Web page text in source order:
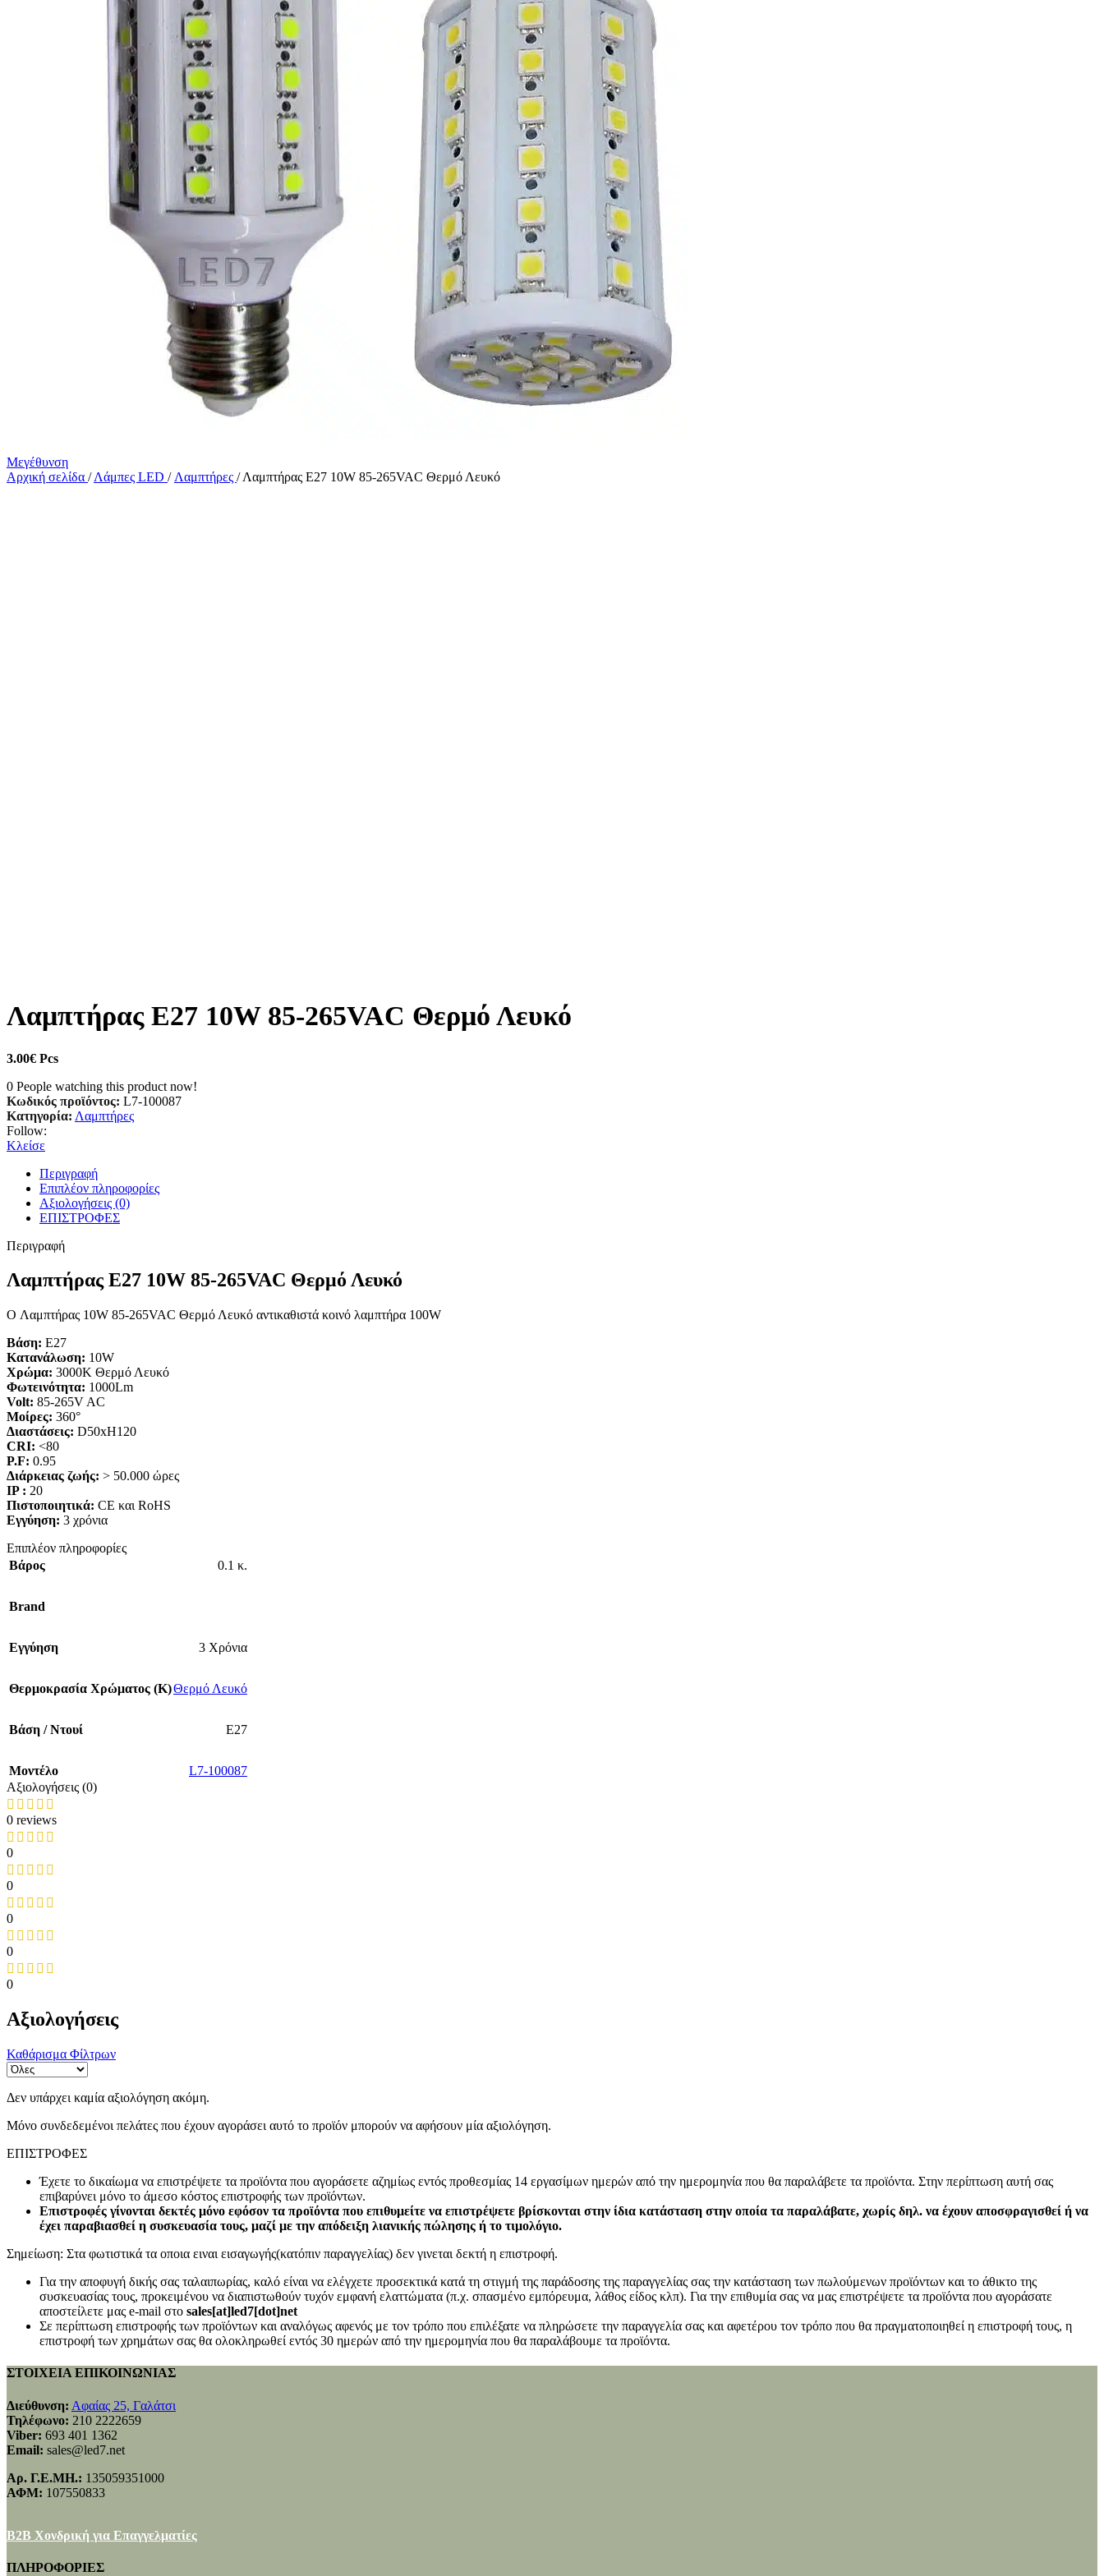
Μεγέθυνση
Αρχική σελίδα / Λάμπες LED / Λαμπτήρες / Λαμπτήρας E27 10W 85-265VAC Θερμό Λευκό
Λαμπτήρας E27 10W 85-265VAC Θερμό Λευκό
3.00€ Pcs
0 People watching this product now!
Κωδικός προϊόντος: L7-100087
Κατηγορία: Λαμπτήρες
Follow:
Κλείσε
Περιγραφή
Επιπλέον πληροφορίες
Αξιολογήσεις (0)
ΕΠΙΣΤΡΟΦΕΣ
Περιγραφή
Λαμπτήρας E27 10W 85-265VAC Θερμό Λευκό
O Λαμπτήρας 10W 85-265VAC Θερμό Λευκό αντικαθιστά κοινό λαμπτήρα 100W
Βάση: E27
Κατανάλωση: 10W
Χρώμα: 3000Κ Θερμό Λευκό
Φωτεινότητα: 1000Lm
Volt: 85-265V AC
Μοίρες: 360°
Διαστάσεις: D50xH120
CRI: <80
P.F: 0.95
Διάρκειας ζωής: > 50.000 ώρες
IP : 20
Πιστοποιητικά: CE και RoHS
Εγγύηση: 3 χρόνια
Επιπλέον πληροφορίες
Βάρος
0.1 κ.
Brand
Εγγύηση 3 Χρόνια
Θερμοκρασία Χρώματος (Κ)Θερμό Λευκό
Βάση / Ντουί E27
Mοντέλο
L7-100087
Αξιολογήσεις (0)
0 reviews
0
0
0
0
0
Αξιολογήσεις
Καθάρισμα Φίλτρων
Δεν υπάρχει καμία αξιολόγηση ακόμη.
Μόνο συνδεδεμένοι πελάτες που έχουν αγοράσει αυτό το προϊόν μπορούν να αφήσουν μία αξιολόγηση.
ΕΠΙΣΤΡΟΦΕΣ
Έχετε το δικαίωμα να επιστρέψετε τα προϊόντα που αγοράσετε αζημίως εντός προθεσμίας 14 εργασίμων ημερών από την ημερομηνία που θα παραλάβετε τα προϊόντα. Στην περίπτωση αυτή σας
επιβαρύνει μόνο το άμεσο κόστος επιστροφής των προϊόντων.
Επιστροφές γίνονται δεκτές μόνο εφόσον τα προϊόντα που επιθυμείτε να επιστρέψετε βρίσκονται στην ίδια κατάσταση στην οποία τα παραλάβατε, χωρίς δηλ. να έχουν αποσφραγισθεί ή να
έχει παραβιασθεί η συσκευασία τους, μαζί με την απόδειξη λιανικής πώλησης ή το τιμολόγιο.
Σημείωση: Στα φωτιστικά τα οποια ειναι εισαγωγής(κατόπιν παραγγελίας) δεν γινεται δεκτή η επιστροφή.
Για την αποφυγή δικής σας ταλαιπωρίας, καλό είναι να ελέγχετε προσεκτικά κατά τη στιγμή της παράδοσης της παραγγελίας σας την κατάσταση των πωλούμενων προϊόντων και το άθικτο της
συσκευασίας τους, προκειμένου να διαπιστωθούν τυχόν εμφανή ελαττώματα (π.χ. σπασμένο εμπόρευμα, λάθος είδος κλπ). Για την επιθυμία σας να μας επιστρέψετε τα προϊόντα που αγοράσατε
αποστείλετε μας e-mail στο sales[at]led7[dot]net
Σε περίπτωση επιστροφής των προϊόντων και αναλόγως αφενός με τον τρόπο που επιλέξατε να πληρώσετε την παραγγελία σας και αφετέρου τον τρόπο που θα πραγματοποιηθεί η επιστροφή τους, η
επιστροφή των χρημάτων σας θα ολοκληρωθεί εντός 30 ημερών από την ημερομηνία που θα παραλάβουμε τα προϊόντα.
ΣΤΟΙΧΕΙΑ ΕΠΙΚΟΙΝΩΝΙΑΣ
Διεύθυνση: Αφαίας 25, Γαλάτσι
Τηλέφωνο: 210 2222659
Viber: 693 401 1362
Email: sales@led7.net
Αρ. Γ.Ε.ΜΗ.: 135059351000
ΑΦΜ: 107550833
B2B Χονδρική για Επαγγελματίες
ΠΛΗΡΟΦΟΡΙΕΣ